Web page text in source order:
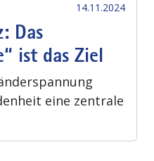
14.11.2024
Das
ist das Ziel
eine zentrale